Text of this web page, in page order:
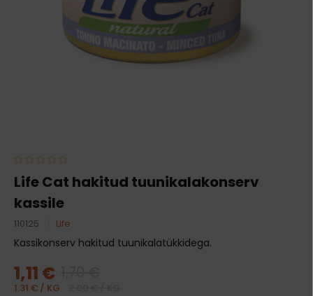
Life Cat hakitud tuunikalakonserv
kassile
110125 Life
Kassikonserv hakitud tuunikalatükkidega.
1,11 €
1.31 € / KG